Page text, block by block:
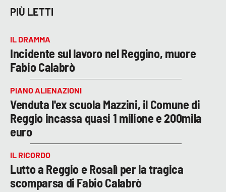
PIÙ LETTI
IL DRAMMA
Incidente sul lavoro nel Reggino, muore
Fabio Calabrò
PIANO ALIENAZIONI
Venduta l'ex scuola Mazzini, il Comune di
Reggio incassa quasi 1 milione e 200mila
euro
IL RICORDO
Lutto a Reggio e Rosalì per la tragica
scomparsa di Fabio Calabrò